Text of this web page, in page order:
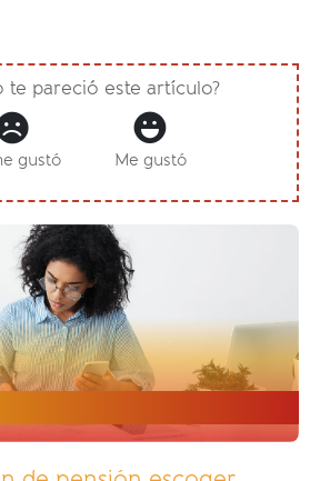
te pareció este artículo?
gustó Me gustó